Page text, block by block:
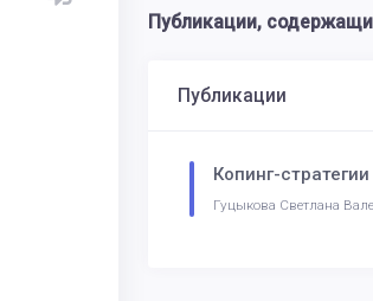
Публикации,
Публикации
Копинг-
Гуцыкова Светлана